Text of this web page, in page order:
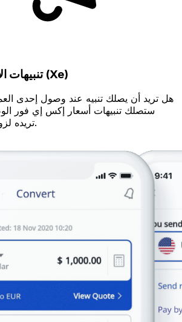
تنبيهات الأسعار من إكس إي (Xe)
هل تريد أن يصلك تنبيه عند وصول إحدى
ستصلك تنبيهات أسعار إكس إي فور
تريده لزوج العملات التي تهمك.